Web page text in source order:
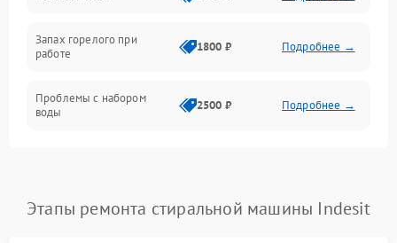
Запах горелого при
работе
1800 ₽ Подробнее →
Проблемы с набором
воды
2500 ₽ Подробнее →
Подробнее →
Этапы ремонта стиральной машины Indesit